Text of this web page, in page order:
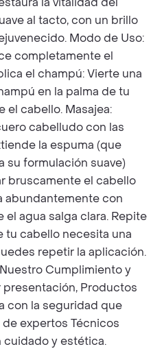
al tacto, con un brillo
Modo de Uso:
completamente el
el champú: Vierte una
en la palma de tu
el cabello. Masajea:
cabelludo con las
la espuma (que
su formulación suave)
bruscamente el cabello
abundantemente con
el agua salga clara. Repite
tu cabello necesita una
repetir la aplicación.
Nuestro Cumplimiento y
Productos
con la seguridad que
expertos Técnicos
y estética.